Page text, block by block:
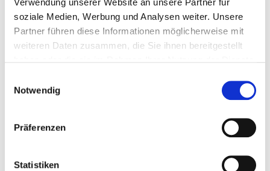
soziale Medien, Werbung und Analysen weiter. Unsere
Partner führen diese Informationen möglicherweise mit
weiteren Daten zusammen, die Sie ihnen bereitgestellt
Notwendig
Präferenzen
Statistiken
VDFU ConnEX 2024 in Berlin von mov(e)motionson